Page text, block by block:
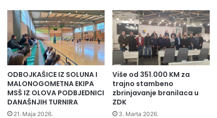
s
t
i
l
i
P
S
O
l
ODBOJKAŠICE IZ SOLUNA I
MALONOGOMETNA EKIPA
MSŠ IZ OLOVA PODBJEDNICI
DANAŠNJIH TURNIRA
21. Maja 2026.
Više od 351.000 KM za
trajno stambeno
zbrinjavanje branilaca u
ZDK
3. Marta 2026.